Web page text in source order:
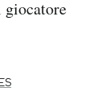
giocatore